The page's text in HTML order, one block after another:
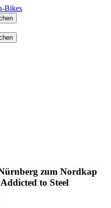
Bikes
zum Nordkap
to Steel